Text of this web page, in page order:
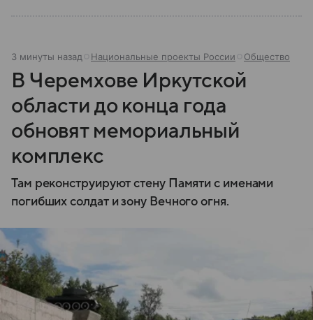
3 минуты назад Национальные проекты России Общество
В Черемхове Иркутской
области до конца года
обновят мемориальный
комплекс
Там реконструируют стену Памяти с именами
погибших солдат и зону Вечного огня.